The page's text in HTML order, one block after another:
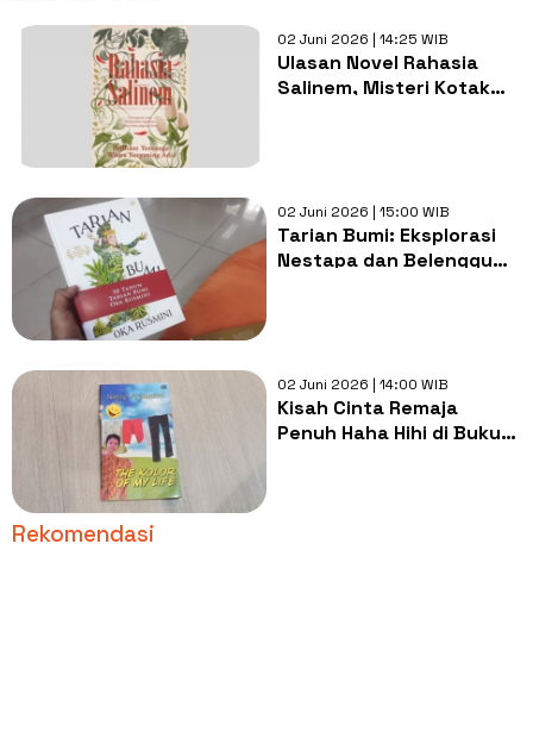
02 Juni 2026 | 14:25 WIB
Ulasan Novel Rahasia
Salinem, Misteri Kotak
02 Juni 2026 | 15:00 WIB
Tarian Bumi: Eksplorasi
Nestapa dan Belenggu
02 Juni 2026 | 14:00 WIB
Kisah Cinta Remaja
Penuh Haha Hihi di Buku
Rekomendasi